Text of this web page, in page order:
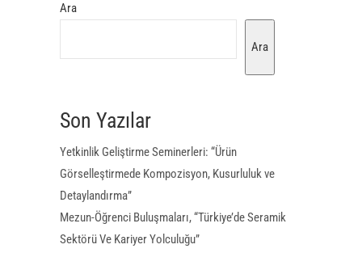
Ara
Ara
Son Yazılar
Yetkinlik Geliştirme Seminerleri: “Ürün
Görselleştirmede Kompozisyon, Kusurluluk ve
Detaylandırma”
Mezun-Öğrenci Buluşmaları, “Türkiye’de Seramik
Sektörü Ve Kariyer Yolculuğu”